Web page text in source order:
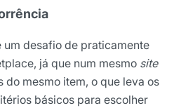
desafio de praticamente
já que num mesmo site
do mesmo item, o que leva os
básicos para escolher